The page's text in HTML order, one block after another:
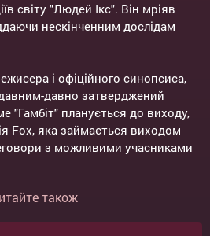
світу "Людей Ікс". Він мріяв
нескінченним дослідам
і офіційного синопсиса,
давно затверджений
"Гамбіт" планується до виходу,
Fox, яка займається виходом
з можливими учасниками
також